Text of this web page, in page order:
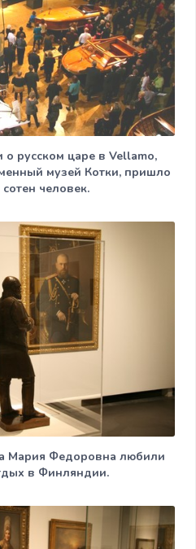
о русском царе в Vellamo,
музей Котки, пришло
человек.
Мария Федоровна любили
в Финляндии.